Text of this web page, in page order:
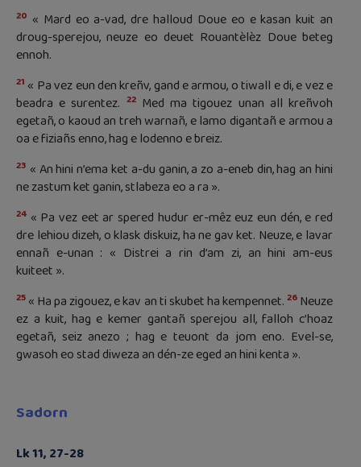
20 « Mard eo a-vad, dre halloud Doue eo e kasan kuit an
droug-sperejou, neuze eo deuet Rouantèlèz Doue beteg
ennoh.
21 « Pa vez eun den kreñv, gand e armou, o tiwall e di, e vez e
beadra e surentez. 22Med ma tigouez unan all kreñvoh
egetañ, o kaoud an treh warnañ, e lamo digantañ e armou a
oa e fiziañs enno, hag e lodenno e breiz.
23 « An hini n’ema ket a-du ganin, a zo a-eneb din, hag an hini
ne zastum ket ganin, stlabeza eo a ra ».
24 « Pa vez eet ar spered hudur er-mêz euz eun dén, e red
dre lehiou dizeh, o klask diskuiz, ha ne gav ket. Neuze, e lavar
ennañ e-unan : « Distrei a rin d’am zi, an hini am-eus
kuiteet ».
25 « Ha pa zigouez, e kav an ti skubet ha kempennet. 26Neuze
ez a kuit, hag e kemer gantañ sperejou all, falloh c’hoaz
egetañ, seiz anezo ; hag e teuont da jom eno. Evel-se,
gwasoh eo stad diweza an dén-ze eged an hini kenta ».
Sadorn
Lk 11, 27-28